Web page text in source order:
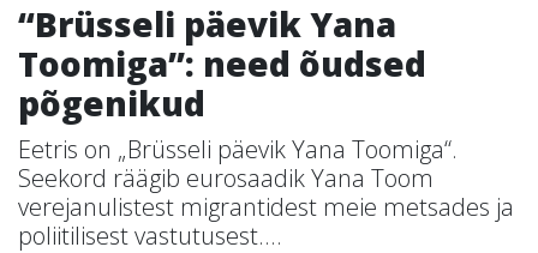
“Brüsseli päevik Yana
Toomiga”: need õudsed
põgenikud
Eetris on „Brüsseli päevik Yana Toomiga“.
Seekord räägib eurosaadik Yana Toom
verejanulistest migrantidest meie metsades ja
poliitilisest vastutusest....